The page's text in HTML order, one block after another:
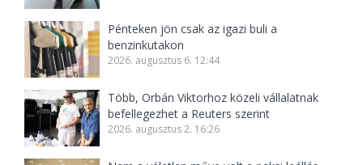
Pénteken jön csak az igazi buli a
benzinkutakon
2026. augusztus 6. 12:44
Több, Orbán Viktorhoz közeli vállalatnak
befellegezhet a Reuters szerint
2026. augusztus 2. 16:26